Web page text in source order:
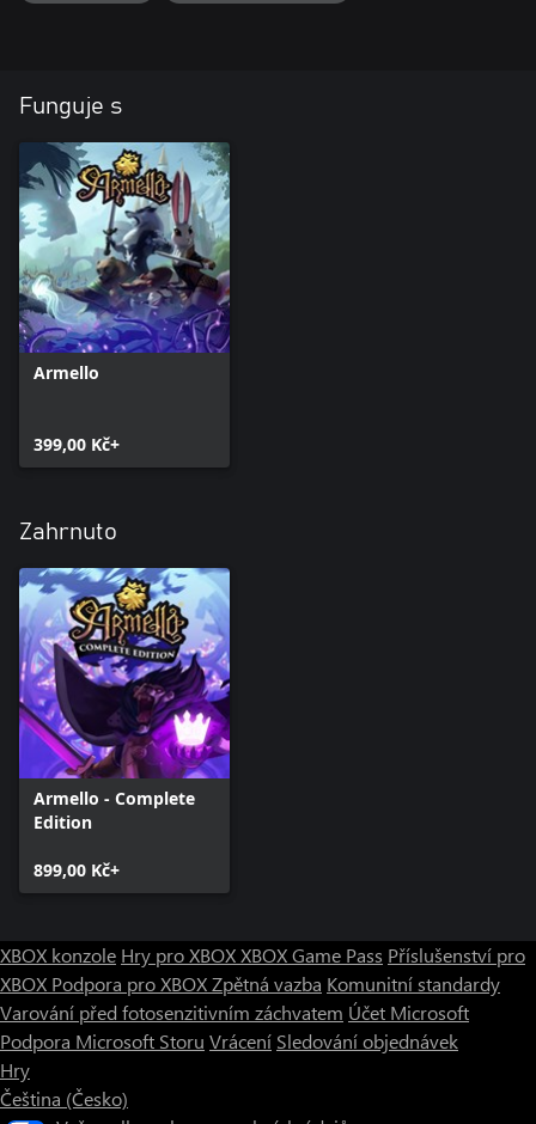
Funguje s
Armello
399,00 Kč+
Zahrnuto
Armello - Complete
Edition
899,00 Kč+
XBOX konzole Hry pro XBOXXBOX Game Pass Příslušenství pro
XBOX Podpora pro XBOXZpětná vazba Komunitní standardy
Varování před fotosenzitivním záchvatem Účet Microsoft
Podpora Microsoft Storu Vrácení Sledování objednávek
Hry
Čeština (Česko)